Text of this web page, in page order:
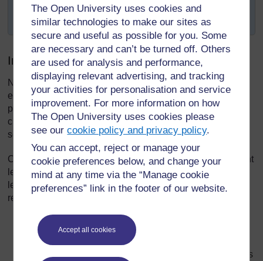
The Open University uses cookies and
similar technologies to make our sites as
secure and useful as possible for you. Some
are necessary and can’t be turned off. Others
are used for analysis and performance,
displaying relevant advertising, and tracking
your activities for personalisation and service
improvement. For more information on how
The Open University uses cookies please
see ourcookie policy and privacy policy.
You can accept, reject or manage your
cookie preferences below, and change your
mind at any time via the “Manage cookie
preferences” link in the footer of our website.
Accept all cookies
données permettant aux élèves d’examiner qui ils
sont.
Introduction
Nous apprenons tous mieux lorsque nous sommes à l'aise
et en sécurité. En tant qu’enseignant(e), un de vos
principaux rôles est de parvenir à un environnement de
classe coopératif, où chacun peut pleinement participer et
se sentir respecté(e), où ses idées sont écoutées.
Cette section explore la manière d’y parvenir, en examinant
les différentes façons d'organiser la classe. Vous aiderez
les élèves à apprendre comment traiter les autres avec
respect, en :
les aidant à comprendre leurs similarités et leurs
différences ;
leur demandant de partager leurs opinions et ce qu’ils